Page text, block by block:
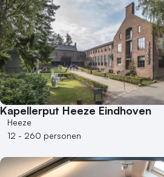
Kapellerput Heeze Eindhoven
Heeze
12 - 260 personen